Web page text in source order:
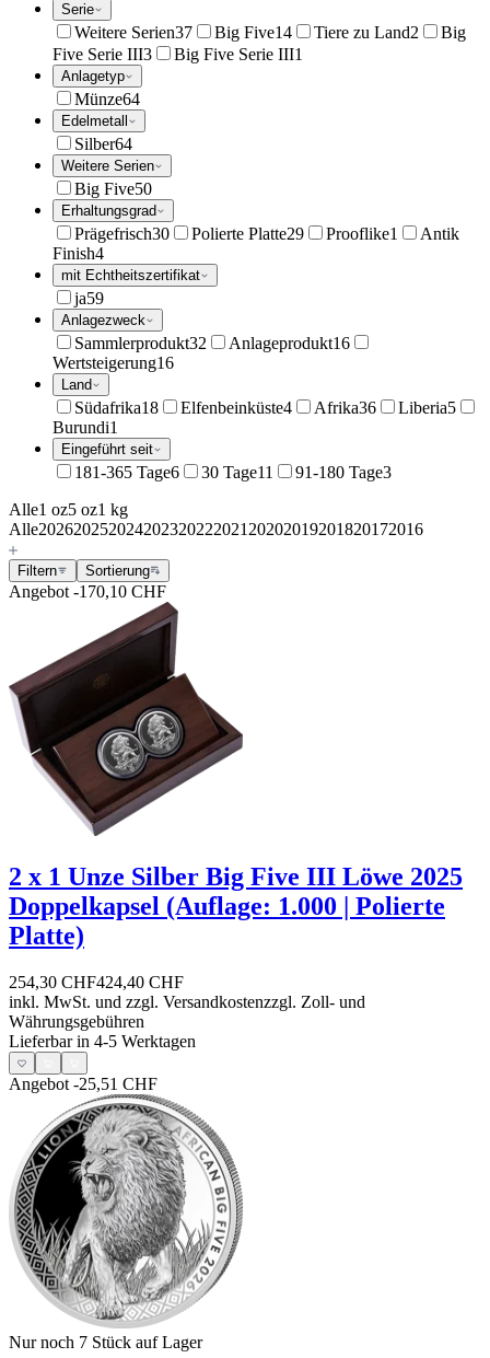
Serie
Weitere Serien37 Big Five14 Tiere zu Land2
Big
Five Serie III3 Big Five Serie III1
Anlagetyp
Münze64
Edelmetall
Silber64
Weitere Serien
Big Five50
Erhaltungsgrad
Prägefrisch30 Polierte Platte29 Prooflike1
Antik
Finish4
mit Echtheitszertifikat
ja59
Anlagezweck
Sammlerprodukt32 Anlageprodukt16
Wertsteigerung16
Land
Südafrika18 Elfenbeinküste4 Afrika36 Liberia5
Burundi1
Eingeführt seit
181-365 Tage6 30 Tage11 91-180 Tage3
Alle1 oz5 oz1 kg
Alle202620252024202320222021 20202019201820172016
Filtern Sortierung
Angebot -170,10 CHF
2 x 1 Unze Silber Big Five III Löwe 2025
Doppelkapsel (Auflage: 1.000 | Polierte
Platte)
254,30 CHF424,40 CHF
inkl. MwSt. und zzgl. Versandkostenzzgl. Zoll- und
Währungsgebühren
Lieferbar in 4-5 Werktagen
Angebot -25,51 CHF
Nur noch 7 Stück auf Lager